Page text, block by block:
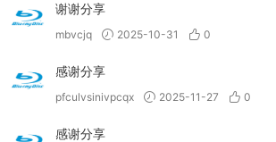
谢谢分享
mbvcjq 2025-10-31 0
感谢分享
pfculvsinivpcqx 2025-11-27 0
感谢分享